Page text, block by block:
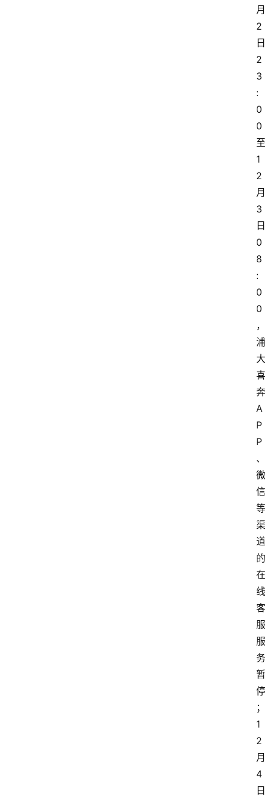
月
2
日
2
3
:
0
0
至
1
2
月
3
日
0
8
:
0
0
，
浦
大
喜
奔
A
P
P
、
微
信
等
渠
道
的
在
线
客
服
服
务
暂
停
；
1
2
月
4
日